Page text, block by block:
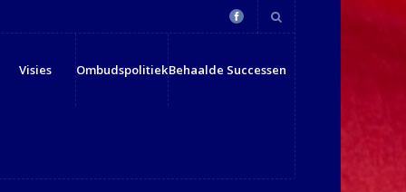
Visies OmbudspolitiekBehaalde Successen